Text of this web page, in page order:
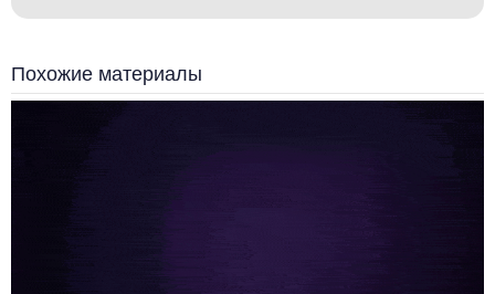
Похожие материалы